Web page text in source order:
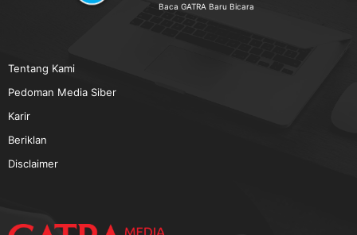
Baca GATRA Baru Bicara
Tentang Kami
Pedoman Media Siber
Karir
Beriklan
Disclaimer